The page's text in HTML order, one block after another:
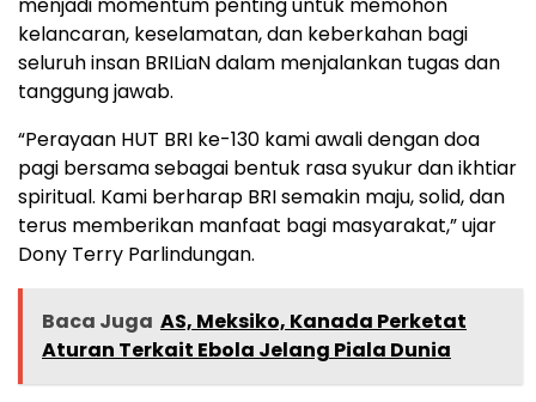
kelancaran, keselamatan, dan keberkahan bagi
seluruh insan BRILiaN dalam menjalankan tugas dan
tanggung jawab.
“Perayaan HUT BRI ke-130 kami awali dengan doa
pagi bersama sebagai bentuk rasa syukur dan ikhtiar
spiritual. Kami berharap BRI semakin maju, solid, dan
terus memberikan manfaat bagi masyarakat,” ujar
Dony Terry Parlindungan.
Baca Juga AS, Meksiko, Kanada Perketat
Aturan Terkait Ebola Jelang Piala Dunia